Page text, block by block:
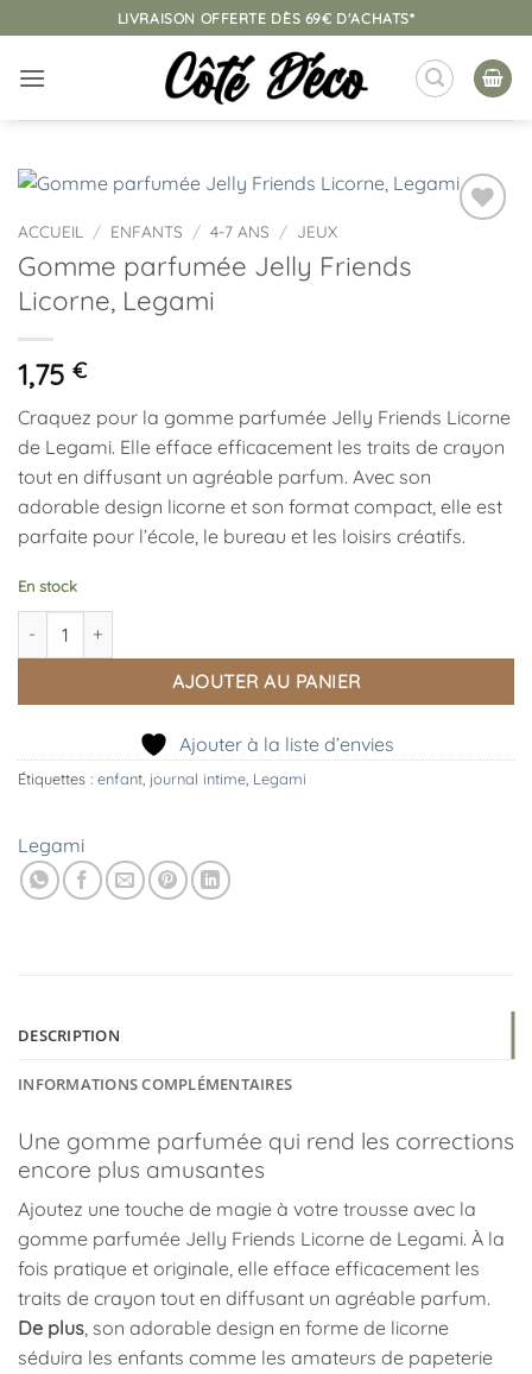
au
contenu
LIVRAISON OFFERTE DÈS 69€ D'ACHATS*
ACCUEIL / ENFANTS / 4-7 ANS / JEUX
Gomme parfumée Jelly Friends
Licorne, Legami
1,75 €
Craquez pour la gomme parfumée Jelly Friends Licorne
de Legami. Elle efface efficacement les traits de crayon
tout en diffusant un agréable parfum. Avec son
adorable design licorne et son format compact, elle est
parfaite pour l’école, le bureau et les loisirs créatifs.
En stock
quantité de Gomme parfumée Jelly Friends Licorne, Legami
AJOUTER AU PANIER
Ajouter à la liste d’envies
Étiquettes : enfant journal intime Legami
Legami
DESCRIPTION
INFORMATIONS COMPLÉMENTAIRES
Une gomme parfumée qui rend les corrections
encore plus amusantes
Ajoutez une touche de magie à votre trousse avec la
gomme parfumée Jelly Friends Licorne de Legami. À la
fois pratique et originale, elle efface efficacement les
traits de crayon tout en diffusant un agréable parfum.
De plus, son adorable design en forme de licorne
séduira les enfants comme les amateurs de papeterie